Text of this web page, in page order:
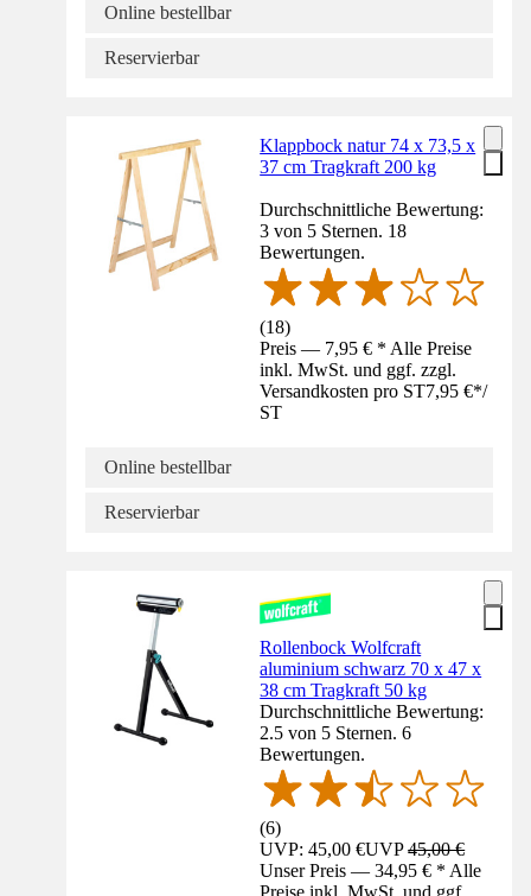
Online bestellbar
Reservierbar
Klappbock natur 74 x 73,5 x
37 cm Tragkraft 200 kg
Durchschnittliche Bewertung:
3 von 5 Sternen. 18
Bewertungen.
(18)
Preis — 7,95 € * Alle Preise
inkl. MwSt. und ggf. zzgl.
Versandkosten pro ST7,95 €*/
ST
Online bestellbar
Reservierbar
Rollenbock Wolfcraft
aluminium schwarz 70 x 47 x
38 cm Tragkraft 50 kg
Durchschnittliche Bewertung:
2.5 von 5 Sternen. 6
Bewertungen.
(6)
UVP: 45,00 €UVP45,00 €
Unser Preis — 34,95 € * Alle